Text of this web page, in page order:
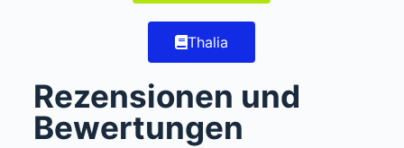
Thalia
Rezensionen und
Bewertungen